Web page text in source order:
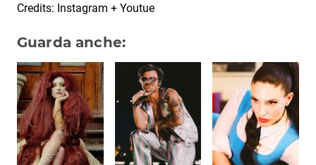
Credits: Instagram + Youtue
Guarda anche: